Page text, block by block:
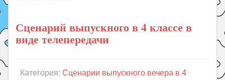
Сценарий выпускного в 4 классе в
виде телепередачи
Категория:Сценарии выпускного вечера в 4